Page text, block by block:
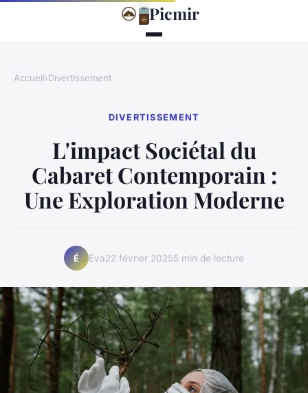
Picmir
Accueil›Divertissement
DIVERTISSEMENT
L'impact Sociétal du
Cabaret Contemporain :
Une Exploration Moderne
É Éva22 février 20255 min de lecture